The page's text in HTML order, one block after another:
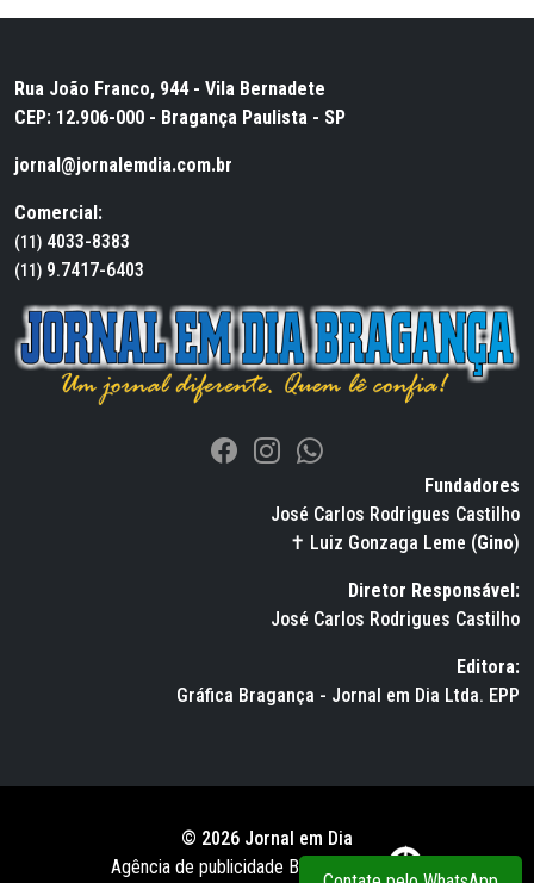
Rua João Franco, 944 - Vila Bernadete
CEP: 12.906-000 - Bragança Paulista - SP
jornal@jornalemdia.com.br
Comercial:
(11) 4033-8383
(11) 9.7417-6403
Fundadores
José Carlos Rodrigues Castilho
✝ Luiz Gonzaga Leme (Gino)
Diretor Responsável:
José Carlos Rodrigues Castilho
Editora:
Gráfica Bragança - Jornal em Dia Ltda. EPP
© 2026 Jornal em Dia
Agência de publicidade BWS RUSSO